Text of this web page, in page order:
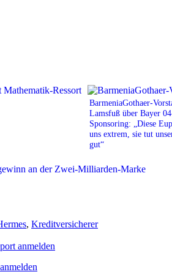
BarmeniaGothaer-
Lamsfuß über Bayer
Sponsoring: „Diese
uns extrem, sie tut
gut“
, Kreditversicherer